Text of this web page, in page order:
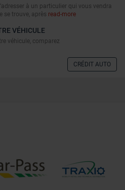
à un particulier qui vous vendra
se trouve, après read-more
VÉHICULE
véhicule, comparez
CRÉDIT AUTO